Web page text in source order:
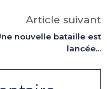
Article suivant
nouvelle bataille est
lancée…